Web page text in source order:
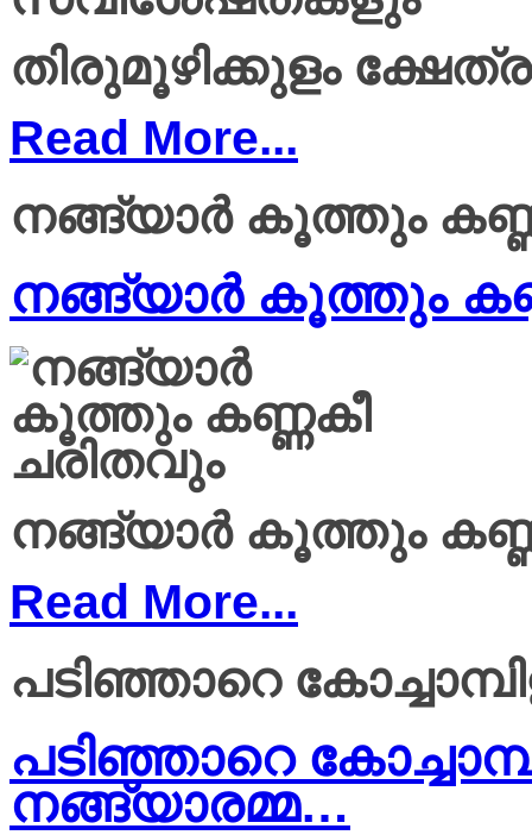
തിരുമൂഴിക്കുളം
Read More...
നങ്ങ്യാർ കൂത്തും
നങ്ങ്യാർ കൂത്തും
നങ്ങ്യാർ കൂത്തും
Read More...
പടിഞ്ഞാറെ
പടിഞ്ഞാറെ
നങ്ങ്യാരമ്മ…